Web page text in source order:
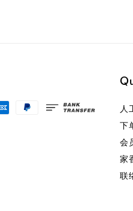
人
下
会
家
联